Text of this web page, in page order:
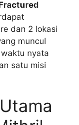
dan 2 lokasi
muncul
nyata
satu misi